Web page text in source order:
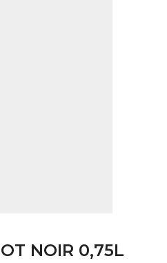
NOIR 0,75L